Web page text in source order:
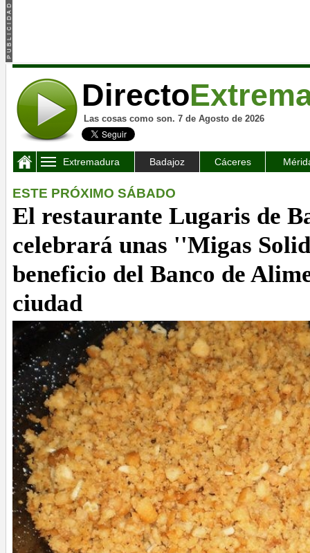
Directo
Las cosas como son. 7 de Agosto de 2026
Extremadura Badajoz Cáceres
ESTE PRÓXIMO SÁBADO
El restaurante Lugaris de
celebrará unas ''Migas
beneficio del Banco de
ciudad